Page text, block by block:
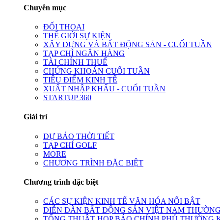
Chuyên mục
ĐỐI THOẠI
THẾ GIỚI SỰ KIỆN
XÂY DỰNG VÀ BẤT ĐỘNG SẢN - CUỐI TUẦN
TẠP CHÍ NGÂN HÀNG
TÀI CHÍNH THUẾ
CHỨNG KHOÁN CUỐI TUẦN
TIÊU ĐIỂM KINH TẾ
XUẤT NHẬP KHẨU - CUỐI TUẦN
STARTUP 360
Giải trí
DỰ BÁO THỜI TIẾT
TẠP CHÍ GOLF
MORE
CHƯƠNG TRÌNH ĐẶC BIỆT
Chương trình đặc biệt
CÁC SỰ KIỆN KINH TẾ VĂN HÓA NỔI BẬT
DIỄN ĐÀN BẤT ĐỘNG SẢN VIỆT NAM